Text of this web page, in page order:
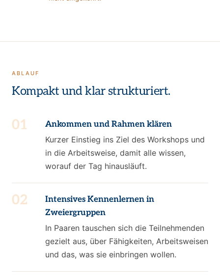
ABLAUF
Kompakt und klar strukturiert.
01
Ankommen und Rahmen klären
Kurzer Einstieg ins Ziel des Workshops und
in die Arbeitsweise, damit alle wissen,
worauf der Tag hinausläuft.
02
Intensives Kennenlernen in
Zweiergruppen
In Paaren tauschen sich die Teilnehmenden
gezielt aus, über Fähigkeiten, Arbeitsweisen
und das, was sie einbringen wollen.